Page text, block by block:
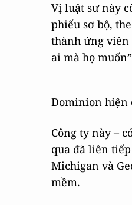
Vị luật sư này
phiếu sơ bộ,
thành ứng viên
ai mà họ
Dominion hiện
Công ty này –
qua đã liên
Michigan và
mềm.